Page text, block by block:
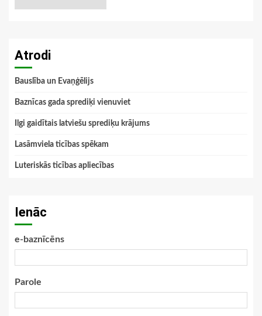
Atrodi
Bauslība un Evaņģēlijs
Baznīcas gada sprediķi vienuviet
Ilgi gaidītais latviešu sprediķu krājums
Lasāmviela ticības spēkam
Luteriskās ticības apliecības
Ienāc
e-baznīcēns
Parole